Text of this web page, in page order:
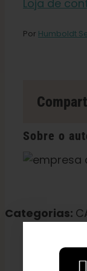
Loja de
Por Humboldt
Sobre o
Categorias: